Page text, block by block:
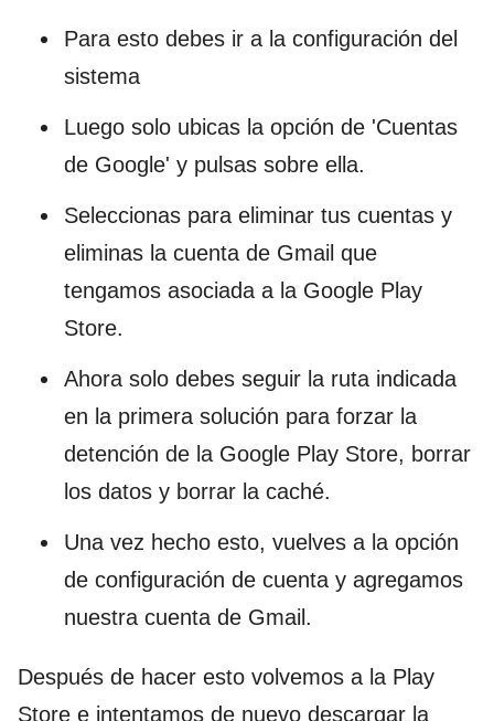
Para esto debes ir a la configuración del
sistema
Luego solo ubicas la opción de 'Cuentas
de Google' y pulsas sobre ella.
Seleccionas para eliminar tus cuentas y
eliminas la cuenta de Gmail que
tengamos asociada a la Google Play
Store.
Ahora solo debes seguir la ruta indicada
en la primera solución para forzar la
detención de la Google Play Store, borrar
los datos y borrar la caché.
Una vez hecho esto, vuelves a la opción
de configuración de cuenta y agregamos
nuestra cuenta de Gmail.
Después de hacer esto volvemos a la Play
Store e intentamos de nuevo descargar la